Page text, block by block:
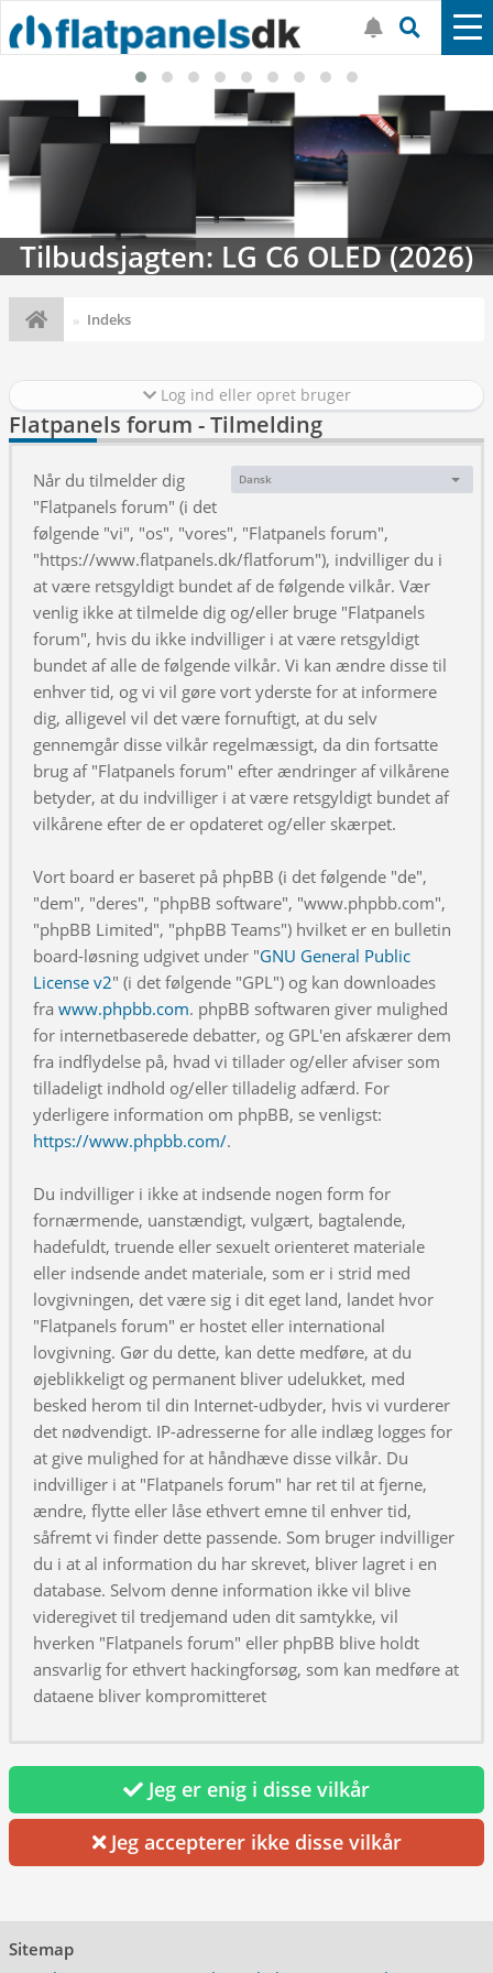
Tilbudsjagten: LG C6 OLED (2026)
Indeks
Log ind eller opret bruger
Flatpanels forum - Tilmelding
Sprog:
Dansk
Når du tilmelder dig
"Flatpanels forum" (i det
følgende "vi", "os", "vores", "Flatpanels forum",
"https://www.flatpanels.dk/flatforum"), indvilliger du i
at være retsgyldigt bundet af de følgende vilkår. Vær
venlig ikke at tilmelde dig og/eller bruge "Flatpanels
forum", hvis du ikke indvilliger i at være retsgyldigt
bundet af alle de følgende vilkår. Vi kan ændre disse til
enhver tid, og vi vil gøre vort yderste for at informere
dig, alligevel vil det være fornuftigt, at du selv
gennemgår disse vilkår regelmæssigt, da din fortsatte
brug af "Flatpanels forum" efter ændringer af vilkårene
betyder, at du indvilliger i at være retsgyldigt bundet af
vilkårene efter de er opdateret og/eller skærpet.
Vort board er baseret på phpBB (i det følgende "de",
"dem", "deres", "phpBB software", "www.phpbb.com",
"phpBB Limited", "phpBB Teams") hvilket er en bulletin
board-løsning udgivet under "GNU General Public
License v2" (i det følgende "GPL") og kan downloades
fra www.phpbb.com. phpBB softwaren giver mulighed
for internetbaserede debatter, og GPL'en afskærer dem
fra indflydelse på, hvad vi tillader og/eller afviser som
tilladeligt indhold og/eller tilladelig adfærd. For
yderligere information om phpBB, se venligst:
https://www.phpbb.com/.
Du indvilliger i ikke at indsende nogen form for
fornærmende, uanstændigt, vulgært, bagtalende,
hadefuldt, truende eller sexuelt orienteret materiale
eller indsende andet materiale, som er i strid med
lovgivningen, det være sig i dit eget land, landet hvor
"Flatpanels forum" er hostet eller international
lovgivning. Gør du dette, kan dette medføre, at du
øjeblikkeligt og permanent bliver udelukket, med
besked herom til din Internet-udbyder, hvis vi vurderer
det nødvendigt. IP-adresserne for alle indlæg logges for
at give mulighed for at håndhæve disse vilkår. Du
indvilliger i at "Flatpanels forum" har ret til at fjerne,
ændre, flytte eller låse ethvert emne til enhver tid,
såfremt vi finder dette passende. Som bruger indvilliger
du i at al information du har skrevet, bliver lagret i en
database. Selvom denne information ikke vil blive
videregivet til tredjemand uden dit samtykke, vil
hverken "Flatpanels forum" eller phpBB blive holdt
ansvarlig for ethvert hackingforsøg, som kan medføre at
dataene bliver kompromitteret
Jeg er enig i disse vilkår
Jeg accepterer ikke disse vilkår
Sitemap